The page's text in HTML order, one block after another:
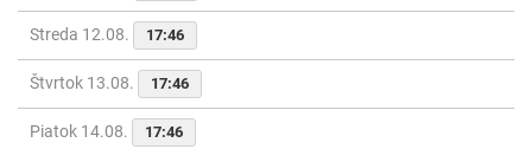
Streda 12.08. 17:46
Štvrtok 13.08. 17:46
Piatok 14.08. 17:46